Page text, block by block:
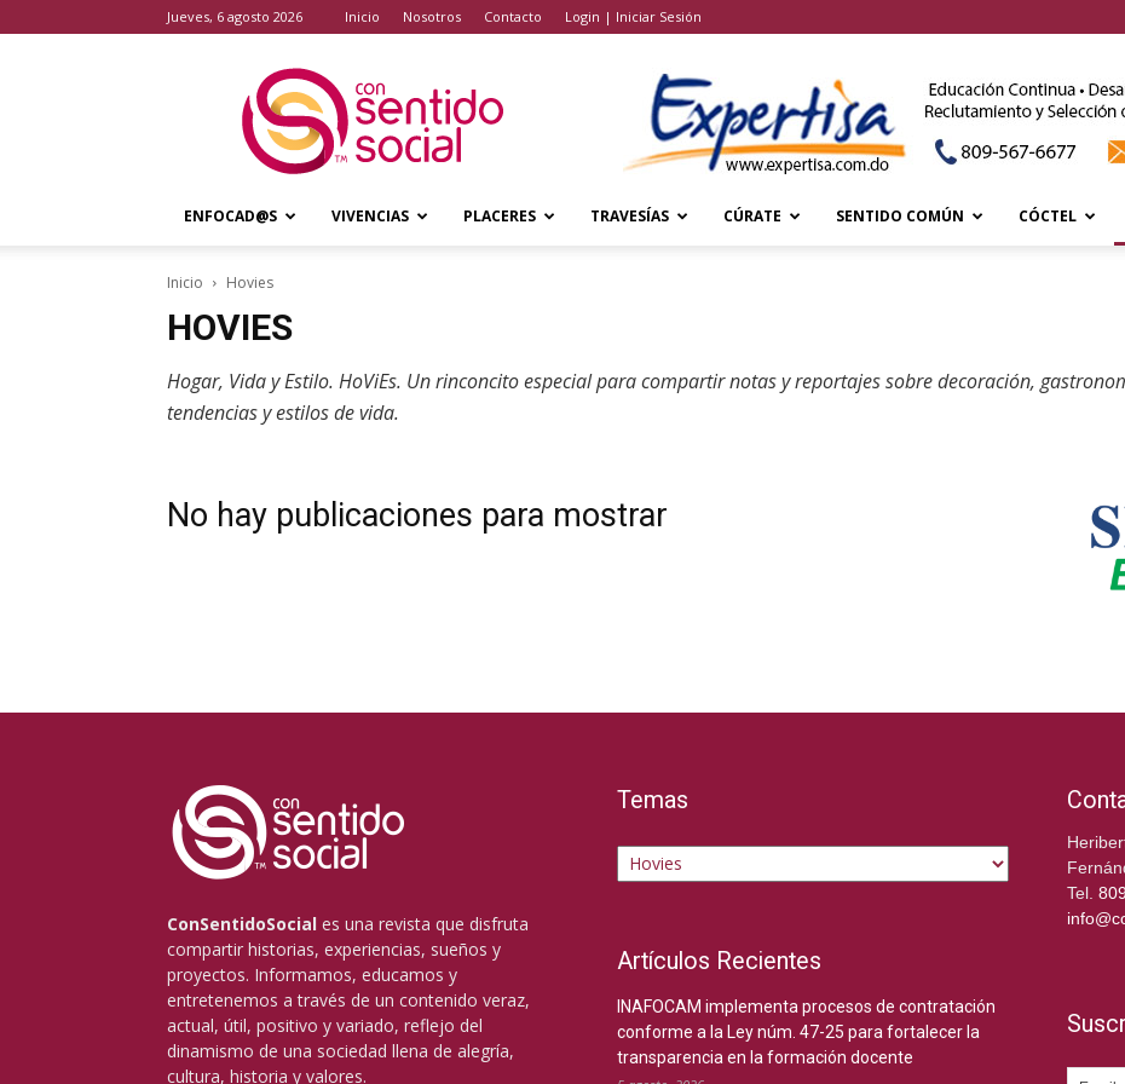
jueves, 6 agosto 2026 Inicio Nosotros Contacto Login | Iniciar Sesión
Sentido
Social
ENFOCAD@S VIVENCIAS PLACERES TRAVESÍAS CÚRATE SENTIDO COMÚN CÓCTEL
Inicio Hovies
HOVIES
Hogar, Vida y Estilo. HoViEs. Un rinconcito especial para compartir notas y reportajes sobre decoración,
tendencias y estilos de vida.
No hay publicaciones para mostrar
ConSentidoSocial es una revista que disfruta
compartir historias, experiencias, sueños y
proyectos. Informamos, educamos y
entretenemos a través de un contenido veraz,
actual, útil, positivo y variado, reflejo del
dinamismo de una sociedad llena de alegría,
cultura, historia y valores.
Temas
Temas
Artículos Recientes
INAFOCAM implementa procesos de contratación
conforme a la Ley núm. 47-25 para fortalecer la
transparencia en la formación docente
Tel.